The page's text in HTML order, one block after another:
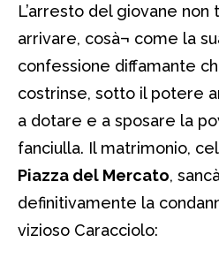
L’arresto del giovane non
arrivare, cosà¬ come la
confessione diffamante
costrinse, sotto il potere
a dotare e a sposare la
fanciulla. Il matrimonio,
Piazza del Mercato,
definitivamente la
vizioso Caracciolo: